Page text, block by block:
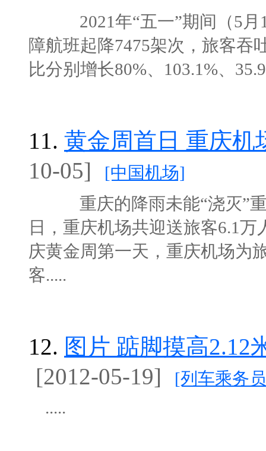
2021年“五一”期间（5月1
障航班起降7475架次，旅客吞
比分别增长80%、103.1%、
11. 黄金周首日 重庆机
10-05]
[中国机场]
重庆的降雨未能“浇灭”重
日，重庆机场共迎送旅客6.1
庆黄金周第一天，重庆机场为
客.....
12. 图片 踮脚摸高
[2012-05-19]
[列车乘务
.....